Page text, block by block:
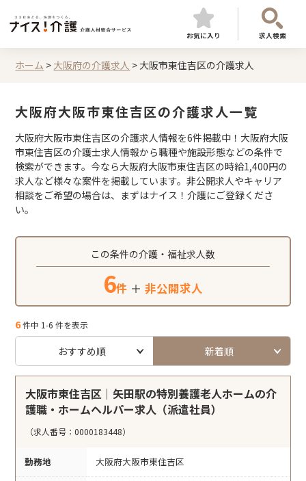
お気に入り 求人検索
ホーム > 大阪府の介護求人 >大阪市東住吉区の介護求人
大阪府大阪市東住吉区の介護求人一覧
大阪府大阪市東住吉区の介護求人情報を6件掲載中！大阪府大阪
市東住吉区の介護士求人情報から職種や施設形態などの条件で
検索ができます。今なら大阪府大阪市東住吉区の時給1,400円の
求人など様々な案件を掲載しています。非公開求人やキャリア
相談をご希望の場合は、まずはナイス！介護にご登録くださ
い。
この条件の介護・福祉求人数
6件 ＋ 非公開求人
6件中 1-6 件を表示
おすすめ順 新着順
大阪市東住吉区｜矢田駅の特別養護老人ホームの介
護職・ホームヘルパー求人（派遣社員）
（求人番号：0000183448）
勤務地 大阪府大阪市東住吉区